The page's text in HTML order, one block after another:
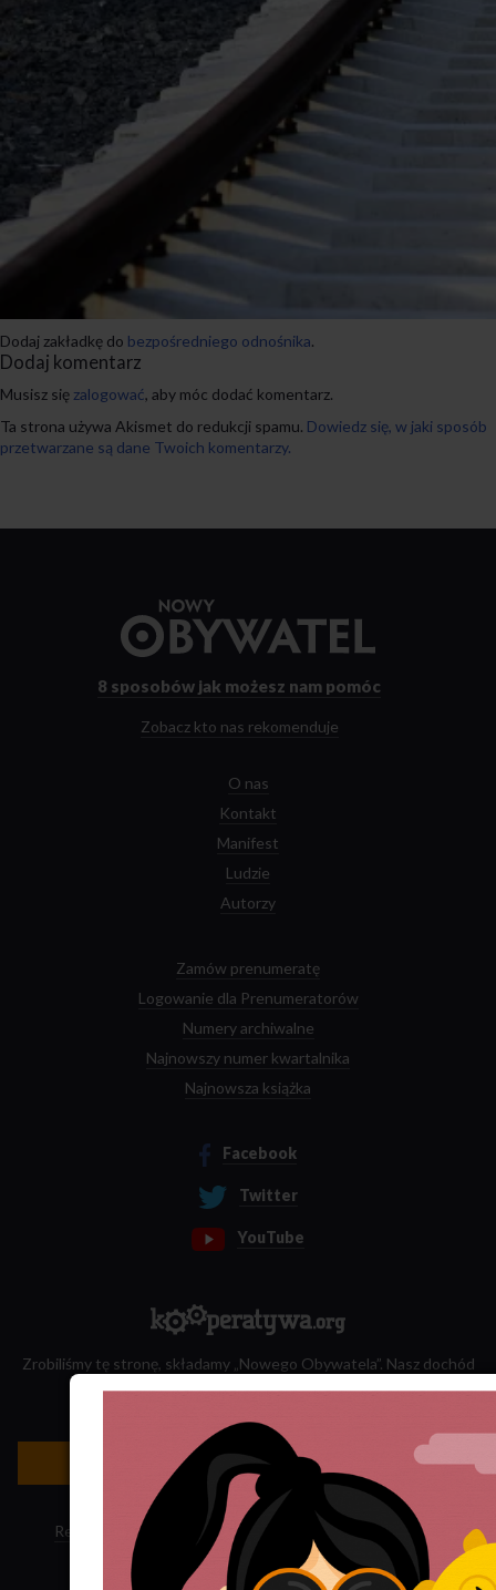
Dodaj zakładkę do bezpośredniego odnośnika.
Dodaj komentarz
Musisz się zalogować, aby móc dodać komentarz.
Ta strona używa Akismet do redukcji spamu. Dowiedz się, w jaki sposób
przetwarzane są dane Twoich komentarzy.
strony
8 sposobów jak możesz nam pomóc
Zobacz kto nas rekomenduje
O nas
Kontakt
Manifest
Ludzie
Autorzy
Zamów prenumeratę
Logowanie dla Prenumeratorów
Numery archiwalne
Najnowszy numer kwartalnika
Najnowsza książka
Facebook
Twitter
YouTube
Zrobiliśmy tę stronę, składamy „Nowego Obywatela”. Nasz dochód
Newsletter »
Regulamin sklepu Polityka ciasteczek · Subskrypcja RSS